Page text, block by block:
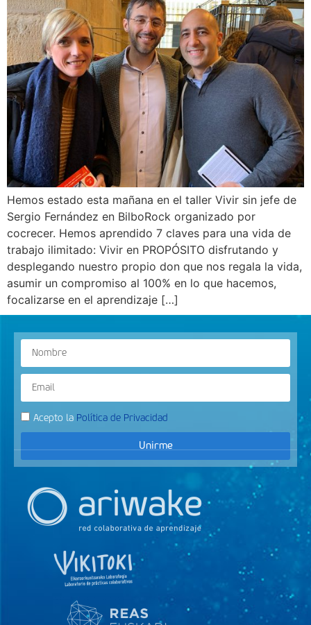
Hemos estado esta mañana en el taller Vivir sin jefe de
Sergio Fernández en BilboRock organizado por
cocrecer. Hemos aprendido 7 claves para una vida de
trabajo ilimitado: Vivir en PROPÓSITO disfrutando y
desplegando nuestro propio don que nos regala la vida,
asumir un compromiso al 100% en lo que hacemos,
focalizarse en el aprendizaje […]
Acepto la Política de Privacidad
Unirme